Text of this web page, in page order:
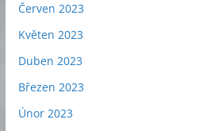
Červen 2023
Květen 2023
Duben 2023
Březen 2023
Únor 2023